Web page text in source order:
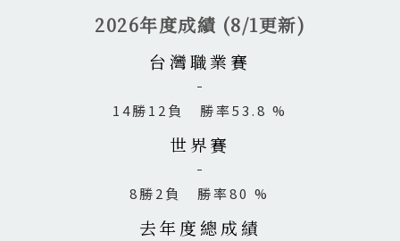
2026年度成績 (8/1更新)
台灣職業賽
14勝12負 勝率53.8 %
世界賽
8勝2負 勝率80 %
去年度總成績